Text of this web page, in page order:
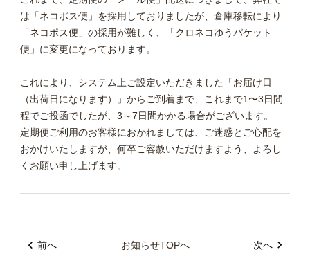
は「ネコポス便」を採用しておりましたが、倉庫移転により
「ネコポス便」の採用が難しく、「クロネコゆうパケット
便」に変更になっております。
これにより、システム上ご設定いただきました「お届け日
（出荷日になります）」からご到着まで、これまで1〜3日間
程でご投函でしたが、 3～7日間かかる場合がございます。
定期便ご利用のお客様におかれましては、ご迷惑とご心配を
おかけいたしますが、何卒ご容赦いただけますよう、よろし
くお願い申し上げます。
前へ お知らせTOPへ 次へ